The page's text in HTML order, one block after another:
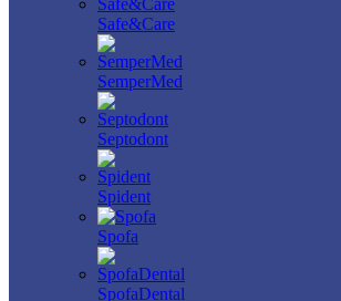
Safe&Care
SemperMed
Septodont
Spident
Spofa
SpofaDental